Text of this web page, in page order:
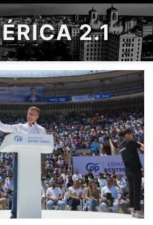
2.1